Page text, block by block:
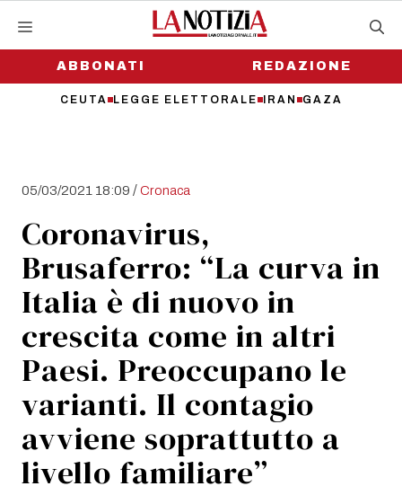
contenutoABBONATI
CEUTA LEGGE ELETTORALE IRAN GAZA
REDAZIONE
05/03/2021 18:09 /Cronaca
Coronavirus,
Brusaferro: “La curva in
Italia è di nuovo in
crescita come in altri
Paesi. Preoccupano le
varianti. Il contagio
avviene soprattutto a
livello familiare”